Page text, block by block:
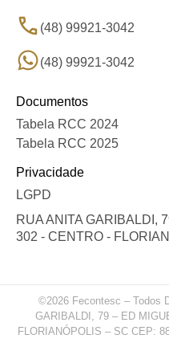
(48) 99921-3042
(48) 99921-3042
Documentos
Tabela RCC 2024
Tabela RCC 2025
Privacidade
LGPD
RUA ANITA GARIBALDI,
302 - CENTRO -
©2026 Fecontesc – Todos
GARIBALDI, 79 – ED
FLORIANÓPOLIS – SC CEP: